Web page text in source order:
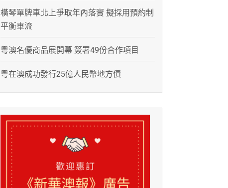
橫琴單牌車北上爭取年內落實 擬採用預約制
平衡車流
粵澳名優商品展開幕 簽署49份合作項目
粵在澳成功發行25億人民幣地方債